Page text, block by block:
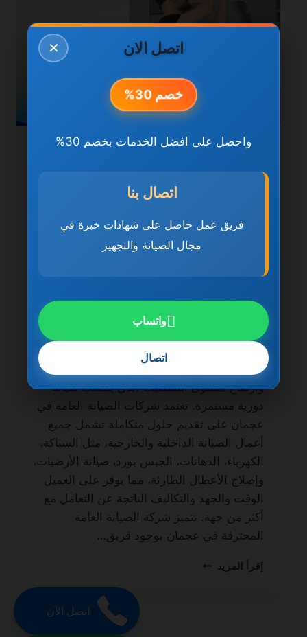
خدمات عجمان
شركة صيانة عامة في عجمان
0501270935 ضمان مدى
الحياة
الحياة من أهم الخدمات الأساسية التي يحتاج
إليها أصحاب المنازل، الفلل، الشقق، والمباني
التجارية، نظرًا لطبيعة الحياة السريعة في الإمارة
وارتفاع مستوى التشطيب الذي يتطلب صيانة
دورية مستمرة. تعتمد شركات الصيانة العامة في
عجمان على تقديم حلول متكاملة تشمل جميع
أعمال الصيانة الداخلية والخارجية، مثل السباكة،
الكهرباء، الدهانات، الجبس بورد، صيانة الأرضيات،
وإصلاح الأعطال الطارئة، مما يوفر على العميل
الوقت والجهد والتكاليف الناتجة عن التعامل مع
أكثر من جهة. تتميز شركة الصيانة العامة
المحترفة في عجمان بوجود فريق…
إقرأ المزيد شركة
اتصل الآن
✕ اتصل الان
خصم 30%
واحصل على افضل الخدمات بخصم 30%
اتصال بنا
فريق عمل حاصل على شهادات خبرة في
مجال الصيانة والتجهيز
واتساب
اتصال